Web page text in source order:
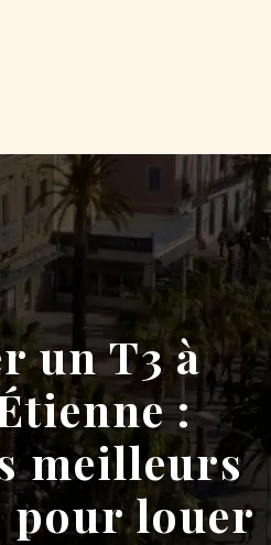
un T3 à
:
meilleurs
pour louer